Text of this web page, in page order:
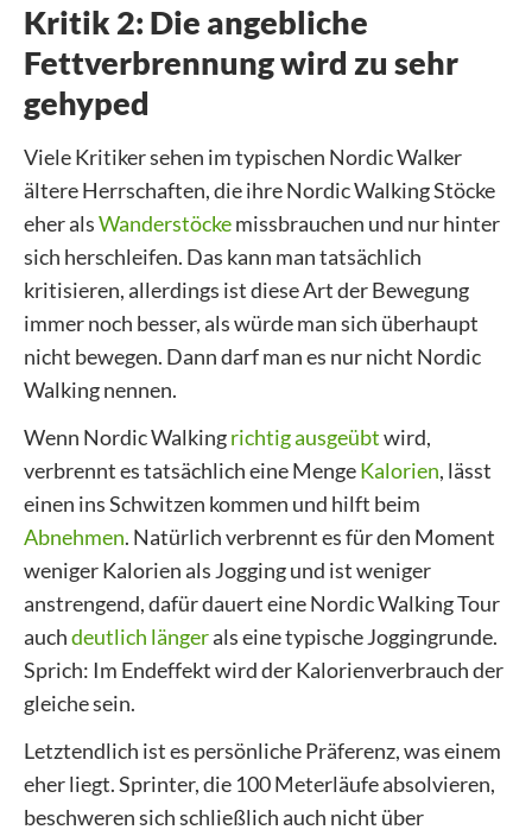
Kritik 2: Die angebliche
Fettverbrennung wird zu sehr
gehyped
Viele Kritiker sehen im typischen Nordic Walker
ältere Herrschaften, die ihre Nordic Walking Stöcke
eher alsWanderstöckemissbrauchen und nur hinter
sich herschleifen. Das kann man tatsächlich
kritisieren, allerdings ist diese Art der Bewegung
immer noch besser, als würde man sich überhaupt
nicht bewegen. Dann darf man es nur nicht Nordic
Walking nennen.
Wenn Nordic Walkingrichtig ausgeübtwird,
verbrennt es tatsächlich eine MengeKalorien, lässt
einen ins Schwitzen kommen und hilft beim
Abnehmen. Natürlich verbrennt es für den Moment
weniger Kalorien als Jogging und ist weniger
anstrengend, dafür dauert eine Nordic Walking Tour
auchdeutlich längerals eine typische Joggingrunde.
Sprich: Im Endeffekt wird der Kalorienverbrauch der
gleiche sein.
Letztendlich ist es persönliche Präferenz, was einem
eher liegt. Sprinter, die 100 Meterläufe absolvieren,
beschweren sich schließlich auch nicht über